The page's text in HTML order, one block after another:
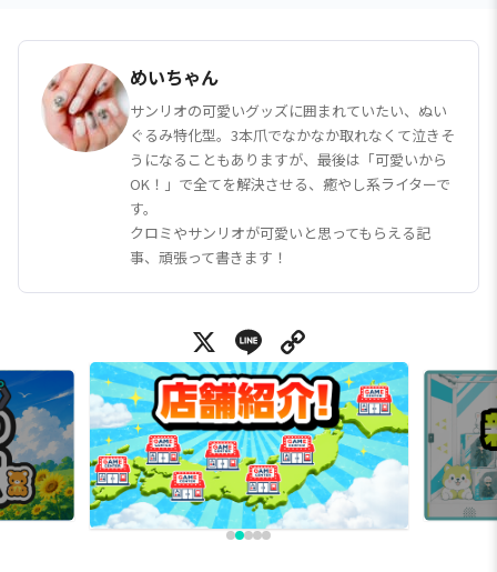
めいちゃん
サンリオの可愛いグッズに囲まれていたい、ぬい
ぐるみ特化型。3本爪でなかなか取れなくて泣きそ
うになることもありますが、最後は「可愛いから
OK！」で全てを解決させる、癒やし系ライターで
す。
クロミやサンリオが可愛いと思ってもらえる記
事、頑張って書きます！
X Line